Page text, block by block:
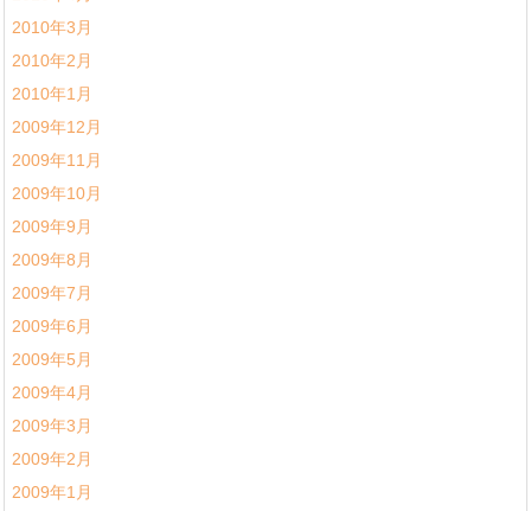
2010年3月
2010年2月
2010年1月
2009年12月
2009年11月
2009年10月
2009年9月
2009年8月
2009年7月
2009年6月
2009年5月
2009年4月
2009年3月
2009年2月
2009年1月